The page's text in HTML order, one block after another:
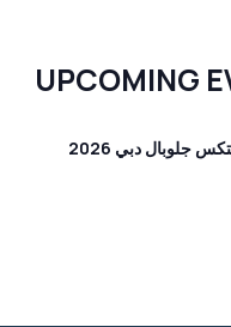
UPCOMING
جلوبال دبي 2026